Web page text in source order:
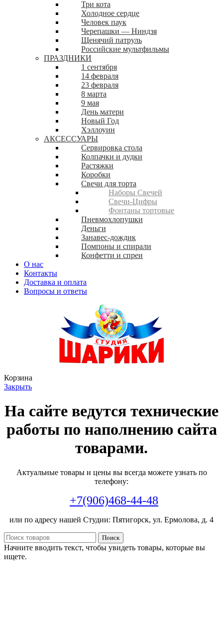
Три кота
Холодное сердце
Человек паук
Черепашки — Ниндзя
Щенячий патруль
Российские мультфильмы
ПРАЗДНИКИ
1 сентября
14 февраля
23 февраля
8 марта
9 мая
День матери
Новый Год
Хэллоуин
АКСЕССУАРЫ
Сервировка стола
Колпачки и дудки
Растяжки
Коробки
Свечи для торта
Наборы Свечей
Свечи-Цифры
Фонтаны тортовые
Пневмохлопушки
Деньги
Занавес-дождик
Помпоны и спирали
Конфетти и спреи
О нас
Контакты
Доставка и оплата
Вопросы и ответы
Корзина
Закрыть
На сайте ведутся технические
работы по наполнению сайта
товарами.
Актуальные товары и цены вы всегда можете узнать по
телефону:
+7(906)468-44-48
или по адресу нашей Студии: Пятигорск, ул. Ермолова, д. 4
Поиск
Начните вводить текст, чтобы увидеть товары, которые вы
ищете.